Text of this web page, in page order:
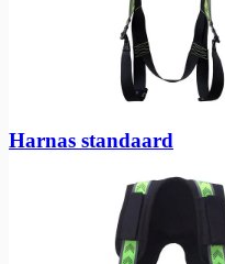
Harnas standaard